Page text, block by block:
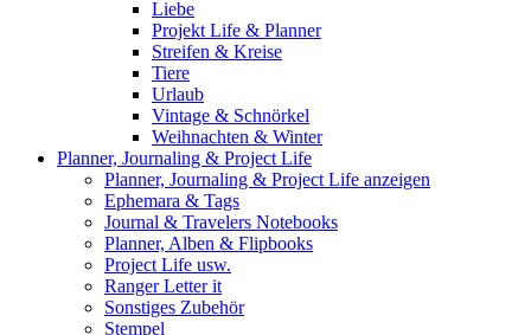
Liebe
Projekt Life & Planner
Streifen & Kreise
Tiere
Urlaub
Vintage & Schnörkel
Weihnachten & Winter
Planner, Journaling & Project Life
Planner, Journaling & Project Life anzeigen
Ephemara & Tags
Journal & Travelers Notebooks
Planner, Alben & Flipbooks
Project Life usw.
Ranger Letter it
Sonstiges Zubehör
Stempel